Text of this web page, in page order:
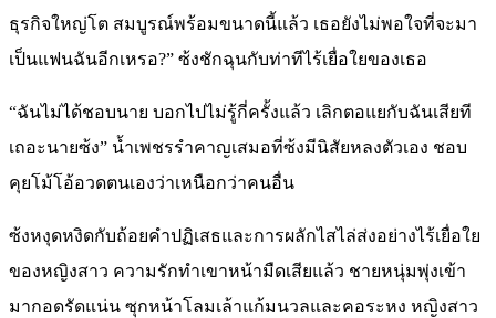
ธุรกิจใหญ่โต สมบูรณ์พร้อมขนาดนี้แล้ว เธอยังไม่พอใจที่จะมา
เป็นแฟนฉันอีกเหรอ?” ซ้งชักฉุนกับท่าทีไร้เยื่อใยของเธอ
“ฉันไม่ได้ชอบนาย บอกไปไม่รู้กี่ครั้งแล้ว เลิกตอแยกับฉันเสียที
เถอะนายซ้ง” น้ำเพชรรำคาญเสมอที่ซ้งมีนิสัยหลงตัวเอง ชอบ
คุยโม้โอ้อวดตนเองว่าเหนือกว่าคนอื่น
ซ้งหงุดหงิดกับถ้อยคำปฏิเสธและการผลักไสไล่ส่งอย่างไร้เยื่อใย
ของหญิงสาว ความรักทำเขาหน้ามืดเสียแล้ว ชายหนุ่มพุ่งเข้า
มากอดรัดแน่น ซุกหน้าโลมเล้าแก้มนวลและคอระหง หญิงสาว